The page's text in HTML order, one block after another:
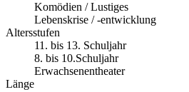
Komödien / Lustiges
Lebenskrise / -entwicklung
Altersstufen
11. bis 13. Schuljahr
8. bis 10.Schuljahr
Erwachsenentheater
Länge